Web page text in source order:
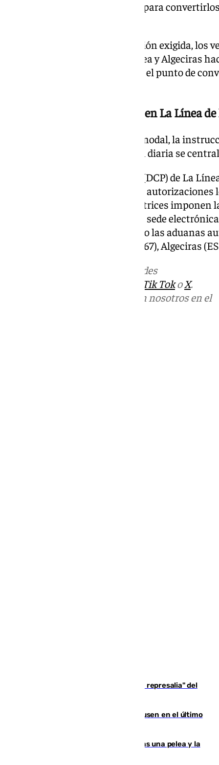
transformación técnica básica para
Una vez sufrida la transformación exigida, los
través de las aduanas de La Línea y Algeciras
este momento sí entra en juego el punto de
Control digital centralizado en La Línea
Para supervisar este flujo intermodal, la
España establece que la gestión diaria se
El Puesto Aduanero Designado (DCP) de La
exclusiva el control de todas las
regímenes especiales. Las directrices
todos los trámites a través de la sede
número EORI válido, y limitando las aduanas
los códigos de La Línea (ES001167), Algeciras
en las redes
Tik TokoX.
Puedes ponerte en contacto con nosotros en el
Italia responde ante las "medidas de represalia" del
El Sevilla se desinfla ante el Leverkusen en el último
Tensión en la prisión de Alhaurín tras una pelea y la